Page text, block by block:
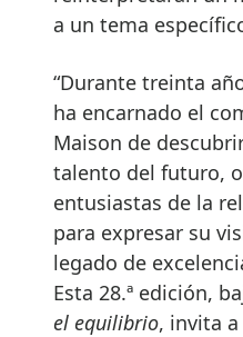
a un tema
“Durante treinta
ha encarnado el
Maison de
talento del futuro,
entusiastas de la
para expresar su
legado de
Esta 28.ª edición,
el equilibrio, invita